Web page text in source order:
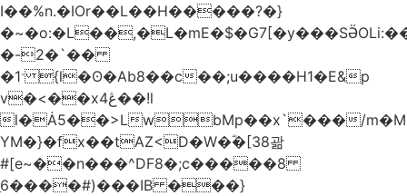
I��%n.�IOr��L��H�����?�}
�-2�`��
�1ˑ {l�ʘ�Ab8��c��;u����H1�E&p
v�<��xڠ4��!l
l�Ȧ5��>LwbMp��x`���/
YM�}�fx��tAZ<D�W�ؓ�[38괆
#[e~��n���^DF8�;c�����8
ַ6����#)���IB ���}